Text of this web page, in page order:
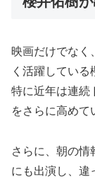
映画だけでなく
く活躍している
特に近年は連続
をさらに高めて
さらに、朝の情
にも出演し、違